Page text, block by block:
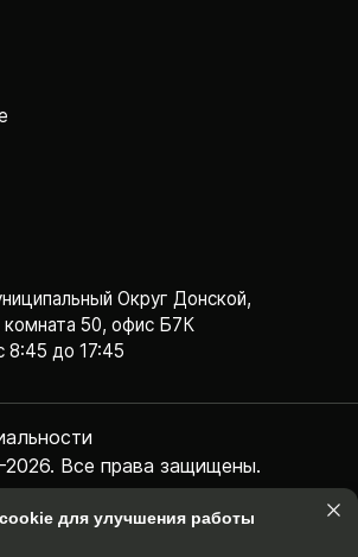
Округ Донской,
50, офис Б7К
8:45 до 17:45
Все права защищены.
информация, касающаяся технических
стоимости товаров, носит
при каких условиях не является публичной
для улучшения работы